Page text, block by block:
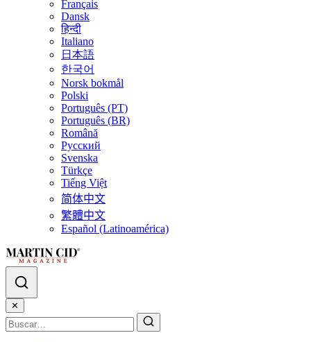
Français
Dansk
हिन्दी
Italiano
日本語
한국어
Norsk bokmål
Polski
Português (PT)
Português (BR)
Română
Русский
Svenska
Türkçe
Tiếng Việt
简体中文
繁體中文
Español (Latinoamérica)
✕